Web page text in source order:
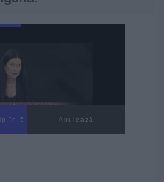
în 3 Anulează